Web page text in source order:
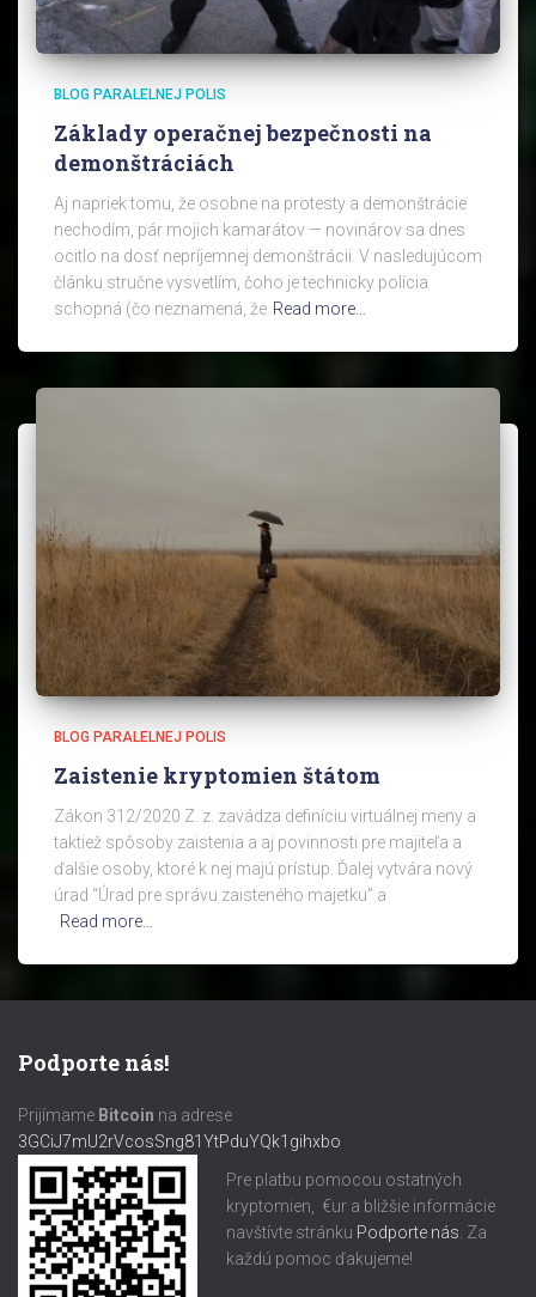
BLOG PARALELNEJ POLIS
Základy operačnej bezpečnosti na
demonštráciách
Aj napriek tomu, že osobne na protesty a demonštrácie
nechodím, pár mojich kamarátov — novinárov sa dnes
ocitlo na dosť nepríjemnej demonštrácii. V nasledujúcom
článku stručne vysvetlím, čoho je technicky polícia
schopná (čo neznamená, že Read more…
BLOG PARALELNEJ POLIS
Zaistenie kryptomien štátom
Zákon 312/2020 Z. z. zavádza definíciu virtuálnej meny a
taktiež spôsoby zaistenia a aj povinnosti pre majiteľa a
ďalšie osoby, ktoré k nej majú prístup. Ďalej vytvára nový
úrad “Úrad pre správu zaisteného majetku” a
Read more…
Podporte nás!
Prijímame Bitcoin na adrese
3GCiJ7mU2rVcosSng81YtPduYQk1gihxbo
Pre platbu pomocou ostatných
kryptomien, €ur a bližšie informácie
navštívte stránku Podporte nás. Za
každú pomoc ďakujeme!